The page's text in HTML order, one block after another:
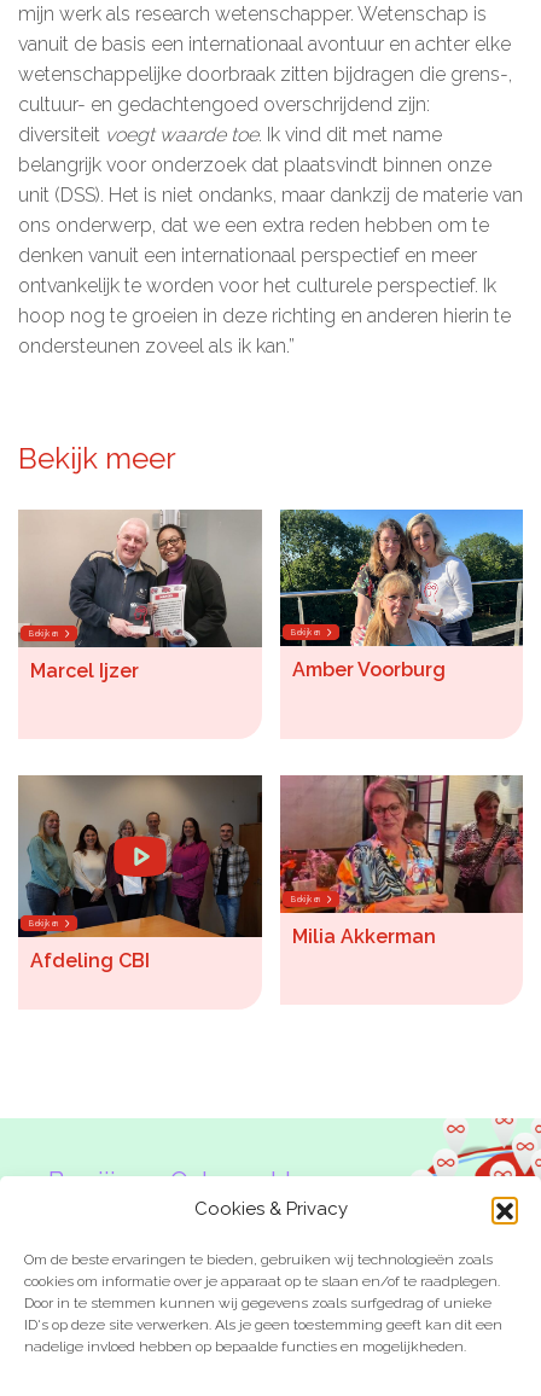
Cookies & Privacy
Om de beste ervaringen te bieden, gebruiken wij technologieën zoals
cookies om informatie over je apparaat op te slaan en/of te raadplegen.
Door in te stemmen kunnen wij gegevens zoals surfgedrag of unieke
ID's op deze site verwerken. Als je geen toestemming geeft kan dit een
nadelige invloed hebben op bepaalde functies en mogelijkheden.
Contact
Privacy Statement
Cookiebeleid (EU)
mijn werk als research wetenschapper. Wetenschap is
vanuit de basis een internationaal avontuur en achter elke
wetenschappelijke doorbraak zitten bijdragen die grens-,
cultuur- en gedachtengoed overschrijdend zijn:
diversiteit voegt waarde toe. Ik vind dit met name
belangrijk voor onderzoek dat plaatsvindt binnen onze
unit (DSS). Het is niet ondanks, maar dankzij de materie van
ons onderwerp, dat we een extra reden hebben om te
denken vanuit een internationaal perspectief en meer
ontvankelijk te worden voor het culturele perspectief. Ik
hoop nog te groeien in deze richting en anderen hierin te
ondersteunen zoveel als ik kan.”
Bekijk meer
Bekijken
Marcel Ijzer
Bekijken
Amber Voorburg
Bekijken
Afdeling CBI
Bekijken
Milia Akkerman
Ben jij een Onbeperkte